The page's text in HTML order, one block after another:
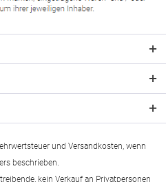
und Versandkosten, wenn
beschrieben.
kein Verkauf an Privatpersonen